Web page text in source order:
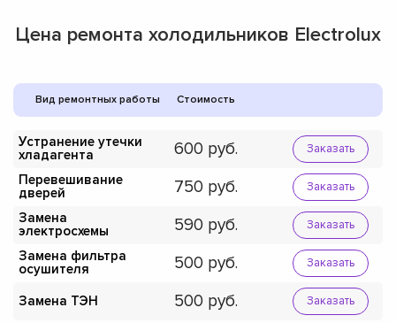
Цена ремонта холодильников Electrolux
Вид ремонтных работы Стоимость
Устранение утечки
хладагента
600 Заказать
Перевешивание
дверей
750 Заказать
Замена
электросхемы
590 Заказать
Замена фильтра
осушителя
500 Заказать
Замена ТЭН 500 Заказать